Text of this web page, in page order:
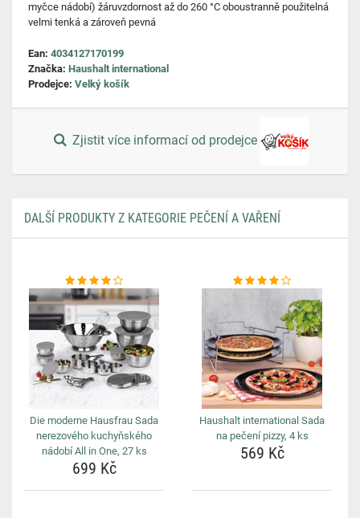
myčce nádobí) žáruvzdornost až do 260 °C oboustranně použitelná
velmi tenká a zároveň pevná
Ean: 4034127170199
Značka: Haushalt international
Prodejce: Velký košík
Zjistit více informací od prodejce
DALŠÍ PRODUKTY Z KATEGORIE PEČENÍ A VAŘENÍ
Die moderne Hausfrau Sada
nerezového kuchyňského
nádobí All in One, 27 ks
699 Kč
Haushalt international Sada
na pečení pizzy, 4 ks
569 Kč